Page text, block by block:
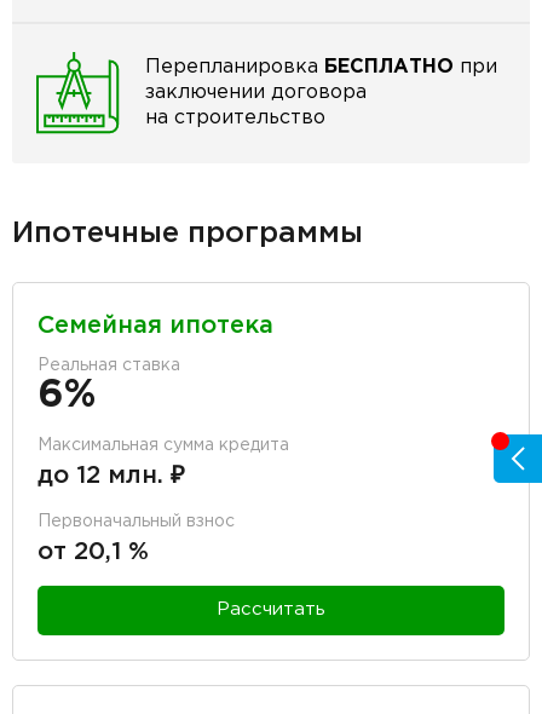
Перепланировка БЕСПЛАТНО при
заключении договора
на строительство
Ипотечные программы
Семейная ипотека
Реальная ставка
6%
Максимальная сумма кредита
до 12 млн. ₽
Первоначальный взнос
от 20,1 %
Рассчитать